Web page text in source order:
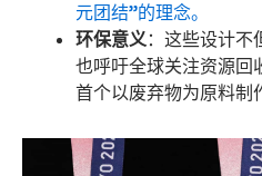
元团结”的理念。
环保意义：这些设计不
也呼吁全球关注资源回
首个以废弃物为原料制